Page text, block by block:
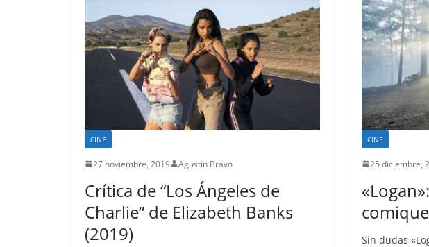
CINE
27 noviembre, 2019 Agustín Bravo
Crítica de “Los Ángeles de
Charlie” de Elizabeth Banks
(2019)
CINE
25 diciembre,
Sin dudas